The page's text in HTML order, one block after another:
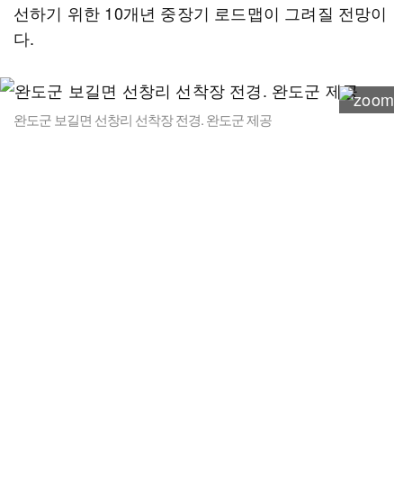
선하기 위한 10개년 중장기 로드맵이 그려질 전망이
다.
완도군 보길면 선창리 선착장 전경. 완도군 제공